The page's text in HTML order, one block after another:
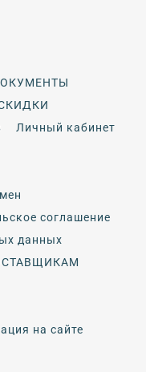
Личный кабинет
соглашение
данных
на сайте